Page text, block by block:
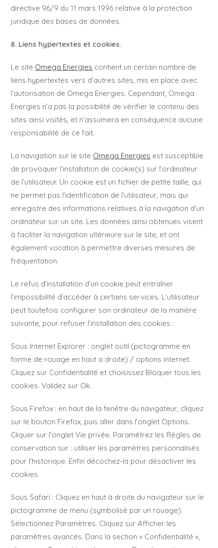
directive 96/9 du 11 mars 1996 relative à la protection
juridique des bases de données.
8. Liens hypertextes et cookies.
Le site Omega Energies contient un certain nombre de
liens hypertextes vers d’autres sites, mis en place avec
l’autorisation de Omega Energies. Cependant, Omega
Energies n’a pas la possibilité de vérifier le contenu des
sites ainsi visités, et n’assumera en conséquence aucune
responsabilité de ce fait.
La navigation sur le site Omega Energies est susceptible
de provoquer l’installation de cookie(s) sur l’ordinateur
de l’utilisateur. Un cookie est un fichier de petite taille, qui
ne permet pas l’identification de l’utilisateur, mais qui
enregistre des informations relatives à la navigation d’un
ordinateur sur un site. Les données ainsi obtenues visent
à faciliter la navigation ultérieure sur le site, et ont
également vocation à permettre diverses mesures de
fréquentation.
Le refus d’installation d’un cookie peut entraîner
l’impossibilité d’accéder à certains services. L’utilisateur
peut toutefois configurer son ordinateur de la manière
suivante, pour refuser l’installation des cookies :
Sous Internet Explorer : onglet outil (pictogramme en
forme de rouage en haut a droite) / options internet.
Cliquez sur Confidentialité et choisissez Bloquer tous les
cookies. Validez sur Ok.
Sous Firefox : en haut de la fenêtre du navigateur, cliquez
sur le bouton Firefox, puis aller dans l’onglet Options.
Cliquer sur l’onglet Vie privée. Paramétrez les Règles de
conservation sur : utiliser les paramètres personnalisés
pour l’historique. Enfin décochez-la pour désactiver les
cookies.
Sous Safari : Cliquez en haut à droite du navigateur sur le
pictogramme de menu (symbolisé par un rouage).
Sélectionnez Paramètres. Cliquez sur Afficher les
paramètres avancés. Dans la section « Confidentialité »,